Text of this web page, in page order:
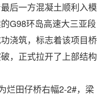
后一方混凝土顺利入模
G98环岛高速大三亚段
浇筑，标志着该项目桥
，正式拉开了上部结构
田仔桥右幅2-2#，梁